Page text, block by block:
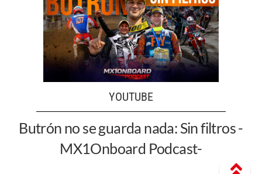
YOUTUBE
Butrón no se guarda nada: Sin filtros -
MX1Onboard Podcast-